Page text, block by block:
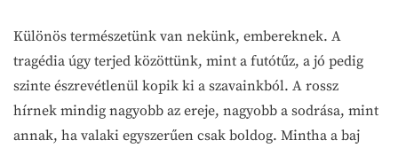
Különös természetünk van nekünk, embereknek. A
tragédia úgy terjed közöttünk, mint a futótűz, a jó pedig
szinte észrevétlenül kopik ki a szavainkból. A rossz
hírnek mindig nagyobb az ereje, nagyobb a sodrása, mint
annak, ha valaki egyszerűen csak boldog. Mintha a baj